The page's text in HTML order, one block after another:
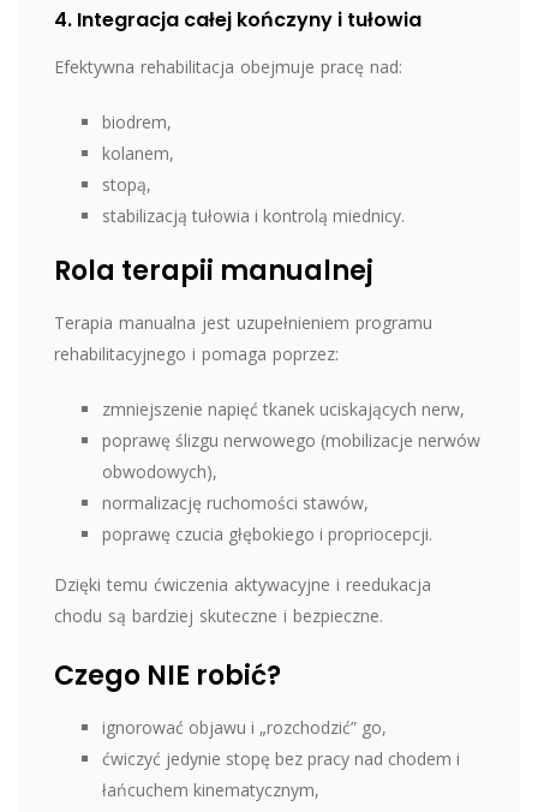
4. Integracja całej kończyny i tułowia
Efektywna rehabilitacja obejmuje pracę nad:
biodrem,
kolanem,
stopą,
stabilizacją tułowia i kontrolą miednicy.
Rola terapii manualnej
Terapia manualna jest uzupełnieniem programu
rehabilitacyjnego i pomaga poprzez:
zmniejszenie napięć tkanek uciskających nerw,
poprawę ślizgu nerwowego (mobilizacje nerwów
obwodowych),
normalizację ruchomości stawów,
poprawę czucia głębokiego i propriocepcji.
Dzięki temu ćwiczenia aktywacyjne i reedukacja
chodu są bardziej skuteczne i bezpieczne.
Czego NIE robić?
ignorować objawu i „rozchodzić” go,
ćwiczyć jedynie stopę bez pracy nad chodem i
łańcuchem kinematycznym,